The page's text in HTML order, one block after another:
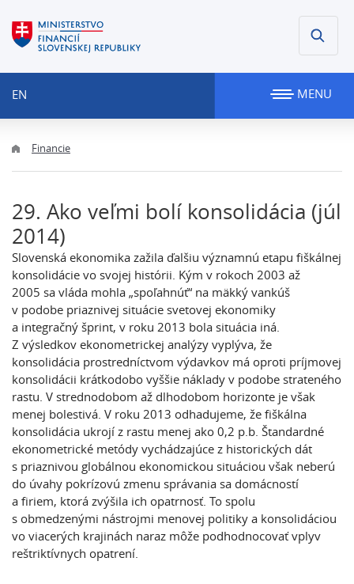
EN MENU
Financie
29. Ako veľmi bolí konsolidácia (júl
2014)
Slovenská ekonomika zažila ďalšiu významnú etapu fiškálnej
konsolidácie vo svojej histórii. Kým v rokoch 2003 až
2005 sa vláda mohla „spoľahnúť“ na mäkký vankúš
v podobe priaznivej situácie svetovej ekonomiky
a integračný šprint, v roku 2013 bola situácia iná.
Z výsledkov ekonometrickej analýzy vyplýva, že
konsolidácia prostredníctvom výdavkov má oproti príjmovej
konsolidácii krátkodobo vyššie náklady v podobe strateného
rastu. V strednodobom až dlhodobom horizonte je však
menej bolestivá. V roku 2013 odhadujeme, že fiškálna
konsolidácia ukrojí z rastu menej ako 0,2 p.b. Štandardné
ekonometrické metódy vychádzajúce z historických dát
s priaznivou globálnou ekonomickou situáciou však neberú
do úvahy pokrízovú zmenu správania sa domácností
a firiem, ktorá zvýšila ich opatrnosť. To spolu
s obmedzenými nástrojmi menovej politiky a konsolidáciou
vo viacerých krajinách naraz môže podhodnocovať vplyv
reštriktívnych opatrení.